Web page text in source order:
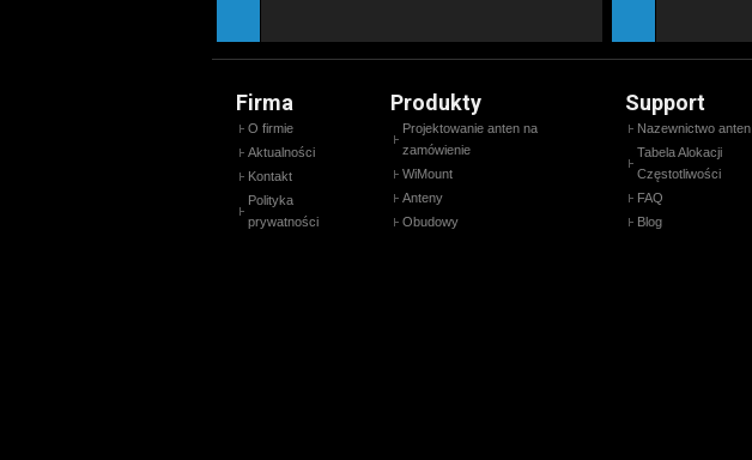
Firma
O firmie
Aktualności
Kontakt
Polityka
prywatności
Produkty
Projektowanie anten na
zamówienie
WiMount
Anteny
Obudowy
Support
Nazewnictwo anten
Tabela Alokacji
Częstotliwości
FAQ
Blog